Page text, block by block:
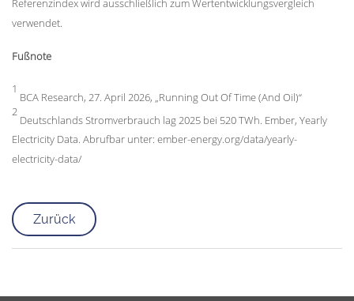
Referenzindex wird ausschließlich zum Wertentwicklungsvergleich
verwendet.
Fußnote
1
BCA Research, 27. April 2026, „Running Out Of Time (And Oil)“
2
Deutschlands Stromverbrauch lag 2025 bei 520 TWh. Ember, Yearly
Electricity Data. Abrufbar unter: ember-energy.org/data/yearly-
electricity-data/
Zurück